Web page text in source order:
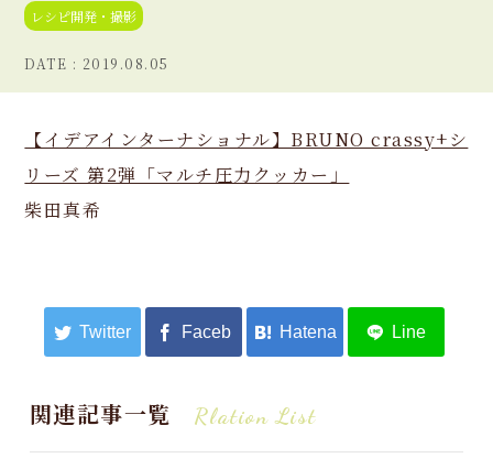
レシピ開発・撮影
2019.08.05
【イデアインターナショナル】BRUNO crassy+シ
リーズ 第2弾「マルチ圧力クッカー」
柴田真希
関連記事一覧 Rlation List